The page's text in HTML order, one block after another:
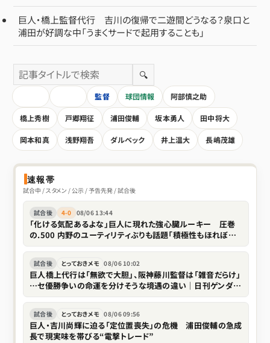
巨人・橋上監督代行 吉川の復帰で二遊間どうなる？泉口と
浦田が好調な中「うまくサードで起用することも」
🔍
監督 球団情報 阿部慎之助
橋上秀樹 戸郷翔征 浦田俊輔 坂本勇人 田中将大
岡本和真 浅野翔吾 ダルベック 井上温大 長嶋茂雄
速報帯
試合中 / スタメン / 公示 / 予告先発 / 試合後
試合後 4-0 08/06 13:44
「化ける気配あるよな」巨人に現れた強心臓ルーキー 圧巻
の.500 内野のユーティリティぶりも話題「積極性もほれぼれ
試合後 とっておきメモ 08/06 10:02
巨人橋上代行は「無欲で大胆」、阪神藤川監督は「雑音だらけ」
…セ優勝争いの命運を分けそうな境遇の違い｜日刊ゲンダイ
試合後 とっておきメモ 08/06 09:56
巨人・吉川尚輝に迫る「定位置喪失」の危機 浦田俊輔の急成
長で現実味を帯びる“電撃トレード”